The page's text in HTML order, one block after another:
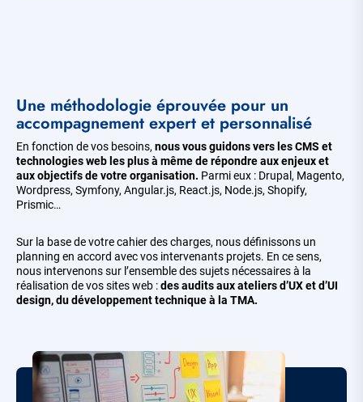
de
page
Une méthodologie éprouvée pour un
accompagnement expert et personnalisé
En fonction de vos besoins, nous vous guidons vers les CMS et
technologies web les plus à même de répondre aux enjeux et
aux objectifs de votre organisation. Parmi eux : Drupal, Magento,
Wordpress, Symfony, Angular.js, React.js, Node.js, Shopify,
Prismic…
Sur la base de votre cahier des charges, nous définissons un
planning en accord avec vos intervenants projets. En ce sens,
nous intervenons sur l’ensemble des sujets nécessaires à la
réalisation de vos sites web :des audits aux ateliers d’UX et d’UI
design, du développement technique à la TMA.
Image